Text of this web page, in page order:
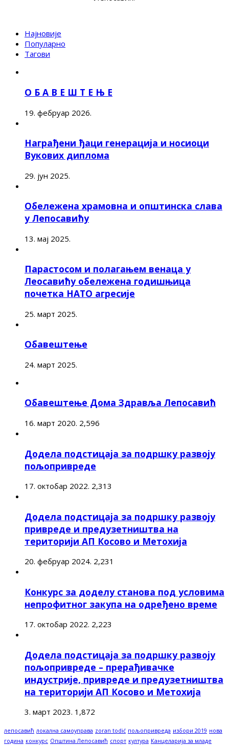
Најновије
Популарно
Тагови
О Б А В Е Ш Т Е Њ Е
19. фебруар 2026.
Награђени ђаци генерација и носиоци
Вукових диплома
29. јун 2025.
Обележена храмовна и општинска слава
у Лепосавићу
13. мај 2025.
Парастосом и полагањем венаца у
Леосавићу обележена годишњица
почетка НАТО агресије
25. март 2025.
Обавештење
24. март 2025.
Обавештење Дома Здравља Лепосавић
16. март 2020. 2,596
Додела подстицаја за подршку развоју
пољопривреде
17. октобар 2022. 2,313
Додела подстицаја за подршку развоју
привреде и предузетништва на
територији АП Косово и Метохија
20. фебруар 2024. 2,231
Конкурс за доделу станова под условима
непрофитног закупа на одређено време
17. октобар 2022. 2,223
Додела подстицаја за подршку развоју
пољопривреде – прерађивачке
индустрије, привреде и предузетништва
на територији АП Косово и Метохија
3. март 2023. 1,872
лепосавић локална самоуправа zoran todić пољопривреда избори 2019 нова
година конкурс Општина Лепосавић спорт култура Канцеларија за младе